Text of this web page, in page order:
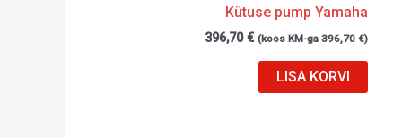
Kütuse pump Yamaha
396,70€ (koos KM-ga396,70€)
LISA KORVI